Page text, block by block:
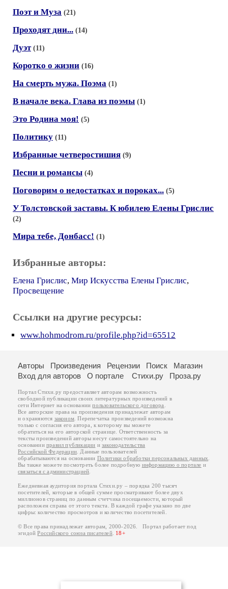
Поэт и Муза (21)
Проходят дни... (14)
Дуэт (11)
Коротко о жизни (16)
На смерть мужа. Поэма (1)
В начале века. Глава из поэмы (1)
Это Родина моя! (5)
Политику (11)
Избранные четверостишия (9)
Песни и романсы (4)
Поговорим о недостатках и пороках... (5)
У Толстовской заставы. К юбилею Елены Грислис
(2)
Мира тебе, Донбасс! (1)
Избранные авторы:
Елена Грислис, Мир Искусства Елены Грислис,
Просвещение
Ссылки на другие ресурсы:
www.hohmodrom.ru/profile.php?id=65512
Авторы Произведения Рецензии Поиск
Магазин
Вход для авторов
О портале Стихи.ру Проза.ру
Портал Стихи.ру предоставляет авторам возможность
свободной публикации своих литературных произведений в
сети Интернет на основаниипользовательского договора
Все авторские права на произведения принадлежат авторам
и охраняются законом . Перепечатка произведений возможна
только с согласия его автора, к которому вы можете
обратиться на его авторской странице. Ответственность за
тексты произведений авторы несут самостоятельно на
основанииправил публикации изаконодательства
Российской Федерации . Данные пользователей
обрабатываются на основании Политики обработки персональных данных
Вы также можете посмотреть более подробную информацию о портале и
связаться с администрацией
Ежедневная аудитория портала Стихи.ру – порядка 200 тысяч
посетителей, которые в общей сумме просматривают более двух
миллионов страниц по данным счетчика посещаемости, который
расположен справа от этого текста. В каждой графе указано по две
цифры: количество просмотров и количество посетителей.
© Все права принадлежат авторам, 2000-2026. Портал работает под
эгидойРоссийского союза писателей. 18+